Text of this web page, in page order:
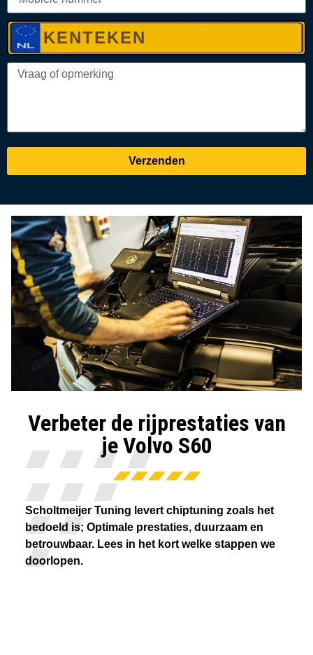
Verzenden
Verbeter de rijprestaties van
je Volvo S60
Scholtmeijer Tuning levert chiptuning zoals het
bedoeld is; Optimale prestaties, duurzaam en
betrouwbaar. Lees in het kort welke stappen we
doorlopen.